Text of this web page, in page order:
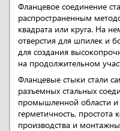
Фланцевое соединение
распространенным
квадрата или круга. На
отверстия для шпилек и
для создания
на продолжительном
Фланцевые стыки стали
разъемных стальных
промышленной области
герметичность, простота
производства и